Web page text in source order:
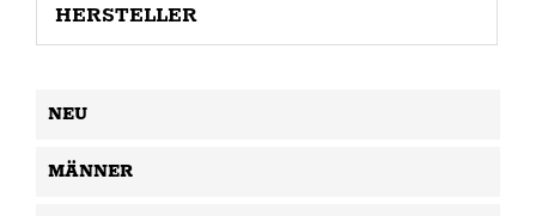
HERSTELLER
NEU
MÄNNER